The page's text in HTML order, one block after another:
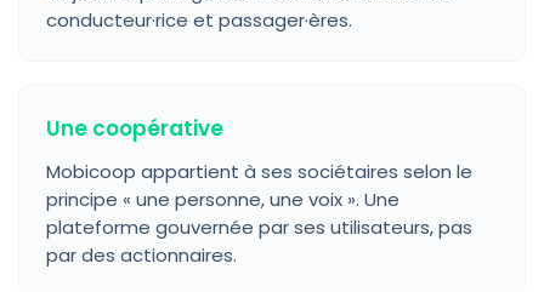
conducteur·rice et passager·ères.
Une coopérative
Mobicoop appartient à ses sociétaires selon le
principe « une personne, une voix ». Une
plateforme gouvernée par ses utilisateurs, pas
par des actionnaires.